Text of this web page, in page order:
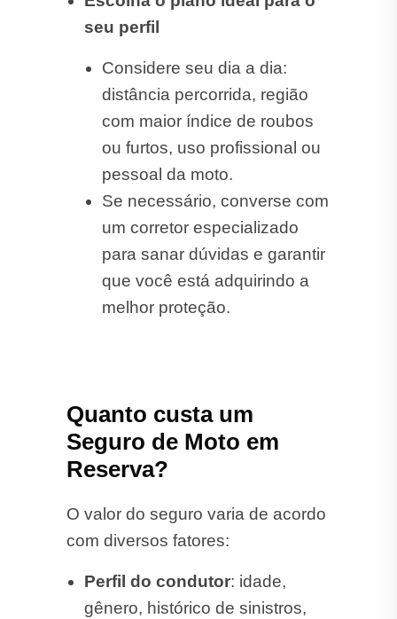
seu perfil
Considere seu dia a dia:
distância percorrida, região
com maior índice de roubos
ou furtos, uso profissional ou
pessoal da moto.
Se necessário, converse com
um corretor especializado
para sanar dúvidas e garantir
que você está adquirindo a
melhor proteção.
Quanto custa um
Seguro de Moto em
Reserva?
O valor do seguro varia de acordo
com diversos fatores:
Perfil do condutor: idade,
gênero, histórico de sinistros,